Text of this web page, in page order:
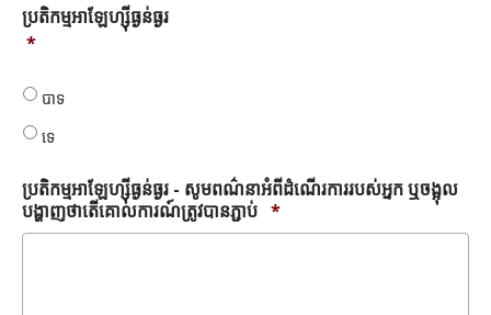
ប្រតិ
កម្មអាឡែហ្ស៊ី
ប្រតិកម្មអាឡែហ្ស៊ីធ្ងន់ធ្ងរ
*
បាទ
ទេ
ប្រតិកម្មអាឡែហ្ស៊ីធ្ងន់ធ្ងរ - សូមពណ៌នាអំពីដំណើរការរបស់អ្នក ឬចង្អុល
បង្ហាញថាតើគោលការណ៍ត្រូវបានភ្ជាប់ *